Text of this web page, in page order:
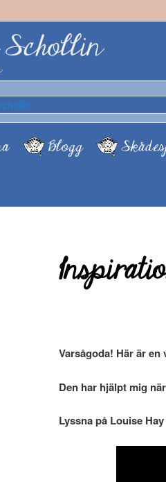
Schollin
Blogg
Varsågoda! Här är
Den har hjälpt mig
Lyssna på Louise Hay